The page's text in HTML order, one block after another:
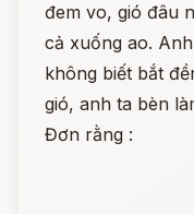
đem vo, gió đâu
cả xuống ao.
không biết bắt
gió, anh ta bèn
Đơn rằng :